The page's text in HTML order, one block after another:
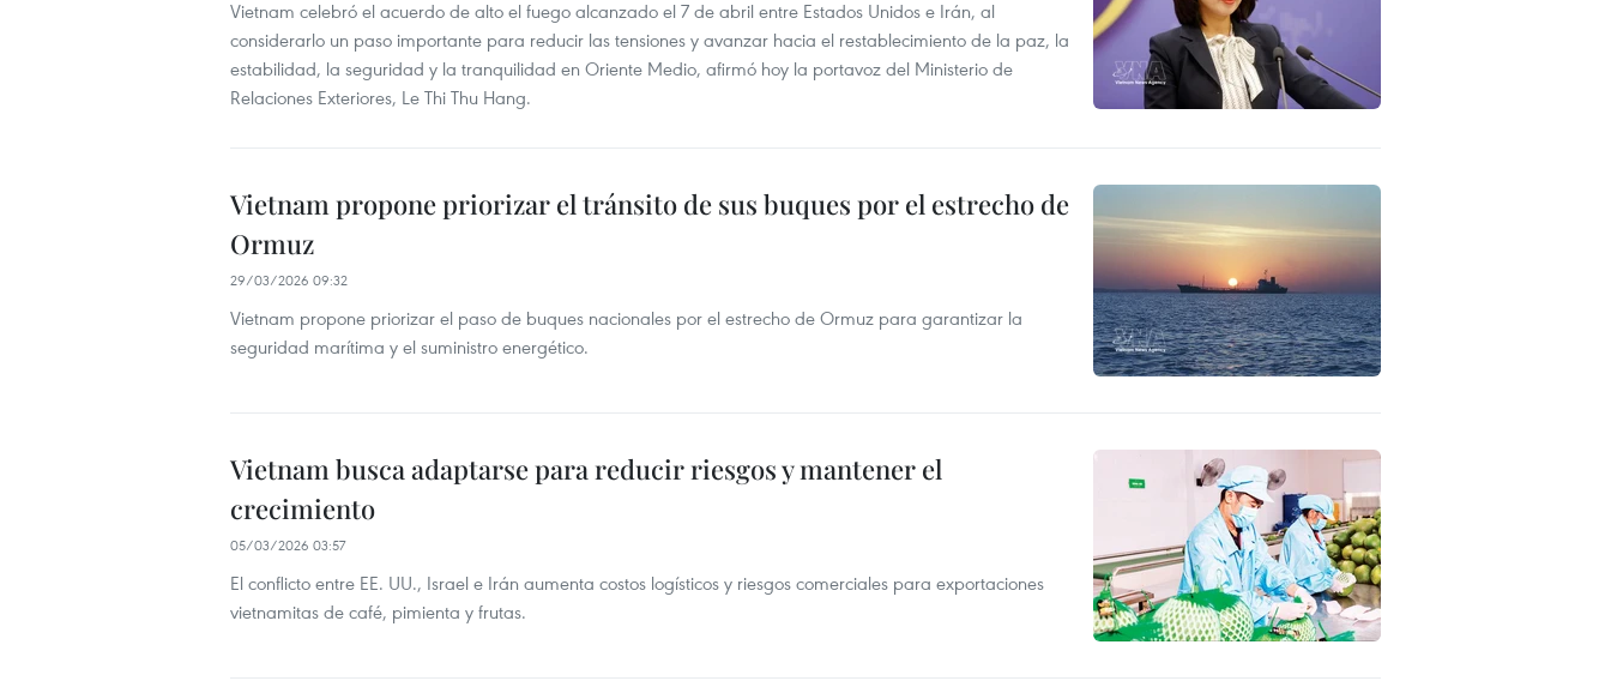
Vietnam celebró el acuerdo de alto el fuego alcanzado el 7 de abril entre Estados Unidos e Irán, al
considerarlo un paso importante para reducir las tensiones y avanzar hacia el restablecimiento de la paz, la
estabilidad, la seguridad y la tranquilidad en Oriente Medio, afirmó hoy la portavoz del Ministerio de
Relaciones Exteriores, Le Thi Thu Hang.
Vietnam propone priorizar el tránsito de sus buques por el estrecho de
Ormuz
29/03/2026 09:32
Vietnam propone priorizar el paso de buques nacionales por el estrecho de Ormuz para garantizar la
seguridad marítima y el suministro energético.
Vietnam busca adaptarse para reducir riesgos y mantener el
crecimiento
05/03/2026 03:57
El conflicto entre EE. UU., Israel e Irán aumenta costos logísticos y riesgos comerciales para exportaciones
vietnamitas de café, pimienta y frutas.